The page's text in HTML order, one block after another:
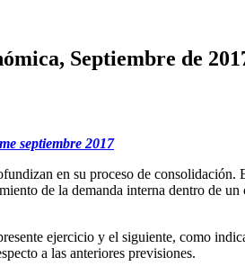
Septiembre de
septiembre 2017
en su proceso de
de la demanda interna dentro de
ejercicio y el siguiente, como
a las anteriores previsiones.